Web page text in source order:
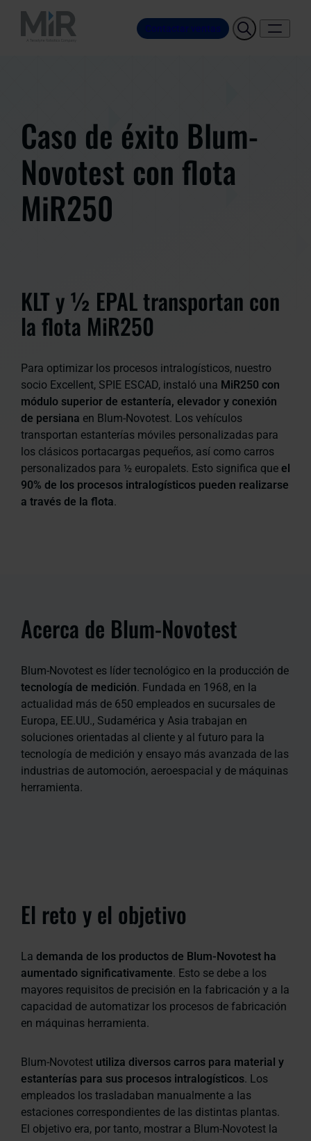
Contactar ventas
Caso de éxito Blum-
Novotest con flota
MiR250
KLT y ½ EPAL transportan con
la flota MiR250
Para optimizar los procesos intralogísticos, nuestro
socio Excellent, SPIE ESCAD, instaló una MiR250 con
módulo superior de estantería, elevador y conexión
de persiana en Blum-Novotest. Los vehículos
transportan estanterías móviles personalizadas para
los clásicos portacargas pequeños, así como carros
personalizados para ½ europalets. Esto significa que el
90% de los procesos intralogísticos pueden realizarse
a través de la flota.
Acerca de Blum-Novotest
Blum-Novotest es líder tecnológico en la producción de
tecnología de medición. Fundada en 1968, en la
actualidad más de 650 empleados en sucursales de
Europa, EE.UU., Sudamérica y Asia trabajan en
soluciones orientadas al cliente y al futuro para la
tecnología de medición y ensayo más avanzada de las
industrias de automoción, aeroespacial y de máquinas
herramienta.
El reto y el objetivo
La demanda de los productos de Blum-Novotest ha
aumentado significativamente. Esto se debe a los
mayores requisitos de precisión en la fabricación y a la
capacidad de automatizar los procesos de fabricación
en máquinas herramienta.
Blum-Novotest utiliza diversos carros para material y
estanterías para sus procesos intralogísticos. Los
empleados los trasladaban manualmente a las
estaciones correspondientes de las distintas plantas.
El objetivo era, por tanto, mostrar a Blum-Novotest la